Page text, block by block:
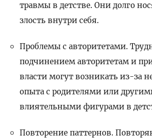
травмы в детстве. Они долго
злость внутри себя.
Проблемы с авторитетами.
подчинением авторитетам и
власти могут возникать из-за
опыта с родителями или
влиятельными фигурами в
Повторение паттернов.